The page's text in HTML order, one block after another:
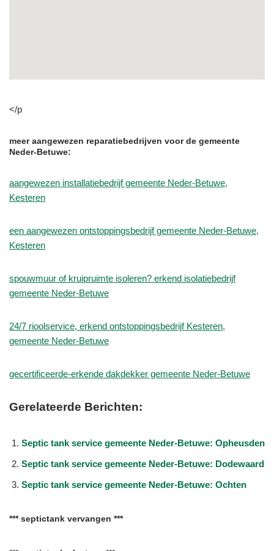
</p
meer aangewezen reparatiebedrijven voor de gemeente
Neder-Betuwe:
aangewezen installatiebedrijf gemeente Neder-Betuwe,
Kesteren
een aangewezen ontstoppingsbedrijf gemeente Neder-Betuwe,
Kesteren
spouwmuur of kruipruimte isoleren? erkend isolatiebedrijf
gemeente Neder-Betuwe
24/7 rioolservice, erkend ontstoppingsbedrijf Kesteren,
gemeente Neder-Betuwe
gecertificeerde-erkende dakdekker gemeente Neder-Betuwe
Gerelateerde Berichten:
Septic tank service gemeente Neder-Betuwe: Opheusden
Septic tank service gemeente Neder-Betuwe: Dodewaard
Septic tank service gemeente Neder-Betuwe: Ochten
*** septictank vervangen ***